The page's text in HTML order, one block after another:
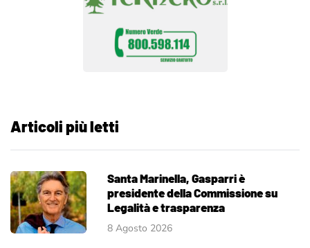
Articoli più letti
Santa Marinella, Gasparri è
presidente della Commissione su
Legalità e trasparenza
8 Agosto 2026